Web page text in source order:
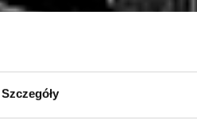
Szczegóły